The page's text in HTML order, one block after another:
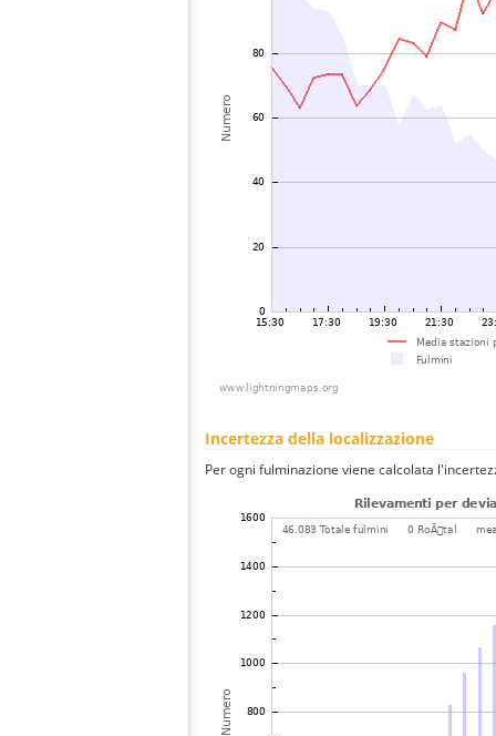
Incertezza della localizzazione
Per ogni fulminazione viene calcolata